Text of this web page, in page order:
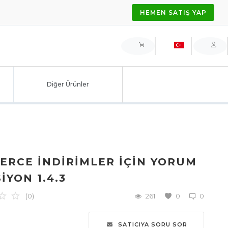
HEMEN SATIŞ YAP
Diğer Ürünler
İNDIRIMLER IÇIN YORUM
1.4.3
0
(0) 0
261
SATICIYA SORU SOR